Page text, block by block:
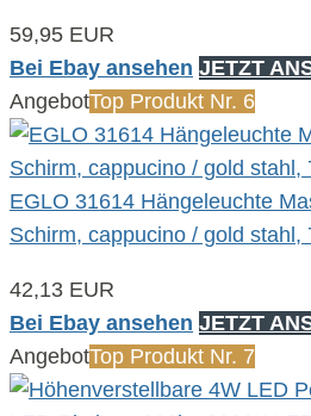
59,95 EUR
Bei Ebay ansehen JETZT
AngebotTop Produkt Nr. 6
EGLO 31614 Hängeleuchte
Schirm, cappucino / gold stahl,
42,13 EUR
Bei Ebay ansehen JETZT
AngebotTop Produkt Nr. 7